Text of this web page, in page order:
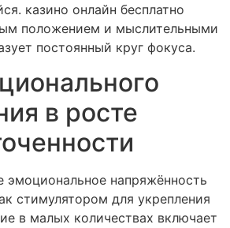
казино онлайн бесплатно
положением и мыслительными
постоянный круг фокуса.
в росте
эмоциональное напряжённость
стимулятором для укрепления
в малых количествах включает